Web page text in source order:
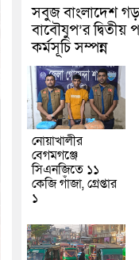
সবুজ বাংলাদেশ
বাবৌযুপ’র দ্বিতীয়
কর্মসূচি সম্পন্ন
নোয়াখালীর
বেগমগঞ্জে
সিএনজিতে ১১
কেজি গাঁজা, গ্রেপ্তার
১